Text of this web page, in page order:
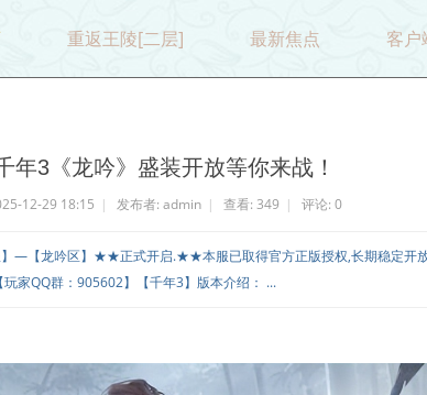
重返王陵[二层] 最新焦点 客户
年3《龙吟》盛装开放等你来战！
12-29 18:15 | 发布者: admin | 查看: 349 | 评论: 0
—【龙吟区】★★正式开启.★★本服已取得官方正版授权,长期稳定开放
家QQ群：905602】【千年3】版本介绍： ...